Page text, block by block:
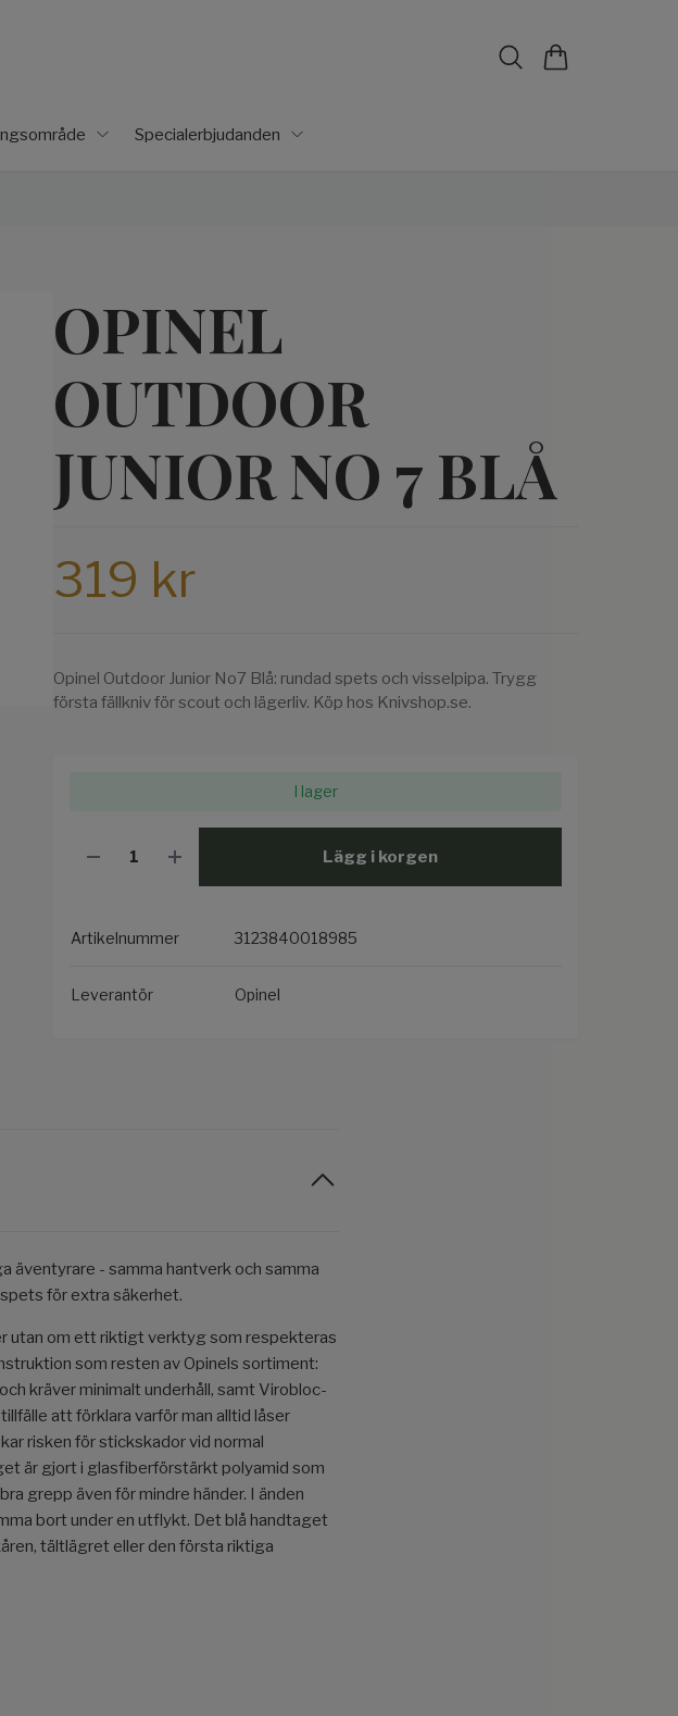
Specialerbjudanden
OPINEL
OUTDOOR
JUNIOR NO 7 BLÅ
319 kr
Opinel Outdoor Junior No7 Blå: rundad spets och visselpipa. Trygg
första fällkniv för scout och lägerliv. Köp hos Knivshop.se.
I lager
Lägg i korgen
Artikelnummer 3123840018985
Leverantör Opinel
äventyrare - samma hantverk och samma
för extra säkerhet.
utan om ett riktigt verktyg som respekteras
som resten av Opinels sortiment:
kräver minimalt underhåll, samt Virobloc-
att förklara varför man alltid låser
risken för stickskador vid normal
är gjort i glasfiberförstärkt polyamid som
grepp även för mindre händer. I änden
bort under en utflykt. Det blå handtaget
tältlägret eller den första riktiga